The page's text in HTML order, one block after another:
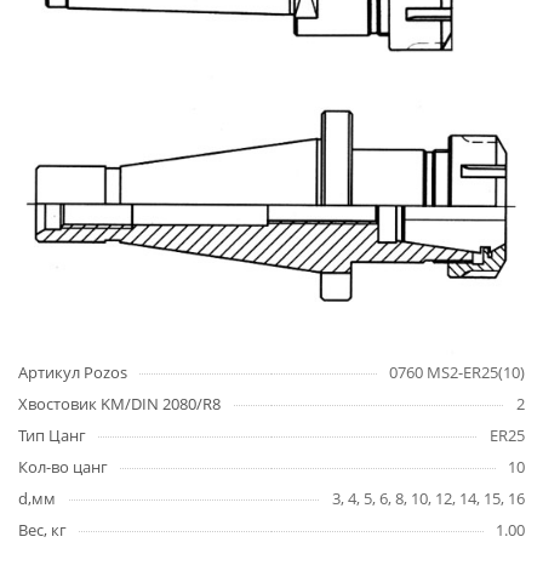
Артикул Pozos
0760 MS2-ER25(10)
Хвостовик KM/DIN 2080/R8
2
Тип Цанг
ER25
Кол-во цанг
10
d,мм
3, 4, 5, 6, 8, 10, 12, 14, 15, 16
Вес, кг
1.00